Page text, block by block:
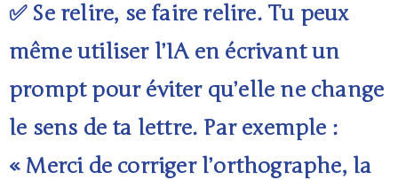
✅ Se relire, se faire relire. Tu peux
même utiliser l’IA en écrivant un
prompt pour éviter qu’elle ne change
le sens de ta lettre. Par exemple :
« Merci de corriger l’orthographe, la